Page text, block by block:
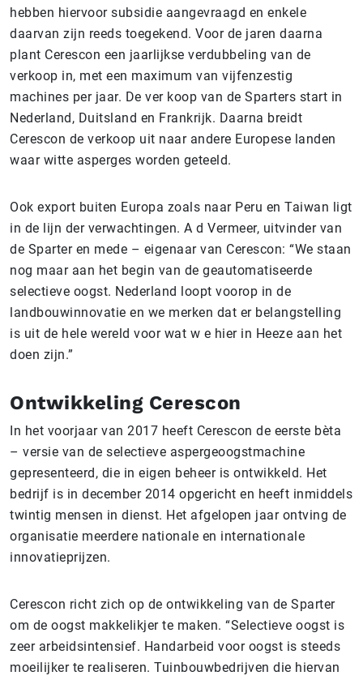
hebben hiervoor subsidie aangevraagd en enkele
daarvan zijn reeds toegekend. Voor de jaren daarna
plant Cerescon een jaarlijkse verdubbeling van de
verkoop in, met een maximum van vijfenzestig
machines per jaar. De ver koop van de Sparters start in
Nederland, Duitsland en Frankrijk. Daarna breidt
Cerescon de verkoop uit naar andere Europese landen
waar witte asperges worden geteeld.
Ook export buiten Europa zoals naar Peru en Taiwan ligt
in de lijn der verwachtingen. A d Vermeer, uitvinder van
de Sparter en mede – eigenaar van Cerescon: “We staan
nog maar aan het begin van de geautomatiseerde
selectieve oogst. Nederland loopt voorop in de
landbouwinnovatie en we merken dat er belangstelling
is uit de hele wereld voor wat w e hier in Heeze aan het
doen zijn.”
Ontwikkeling Cerescon
In het voorjaar van 2017 heeft Cerescon de eerste bèta
– versie van de selectieve aspergeoogstmachine
gepresenteerd, die in eigen beheer is ontwikkeld. Het
bedrijf is in december 2014 opgericht en heeft inmiddels
twintig mensen in dienst. Het afgelopen jaar ontving de
organisatie meerdere nationale en internationale
innovatieprijzen.
Cerescon richt zich op de ontwikkeling van de Sparter
om de oogst makkelikjer te maken. “Selectieve oogst is
zeer arbeidsintensief. Handarbeid voor oogst is steeds
moeilijker te realiseren. Tuinbouwbedrijven die hiervan